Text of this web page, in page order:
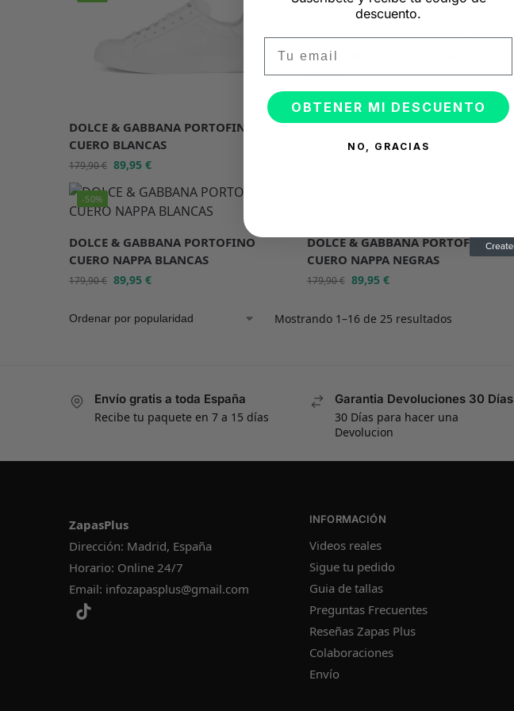
DOLCE & GABBANA PORTOFINO
CUERO BLANCAS
179,90€ 89,95 €
DOLCE & GABBANA PORTOFINO
CUERO BLANCAS DORADAS
179,90€ 89,95€
-50%
DOLCE & GABBANA PORTOFINO
CUERO NAPPA BLANCAS
179,90€ 89,95 €
DOLCE & GABBANA PORTOFINO
CUERO NAPPA NEGRAS
179,90€ 89,95 €
Mostrando 1–16 de 25 resultados
Envío gratis a toda España
Recibe tu paquete en 7 a 15 días
Garantia Devoluciones 30 Días
30 Días para hacer una
Devolucion
ZapasPlus
Dirección: Madrid, España
Horario: Online 24/7
Email: infozapasplus@gmail.com
INFORMACIÓN
Videos reales
Sigue tu pedido
Guia de tallas
Preguntas Frecuentes
Reseñas Zapas Plus
Colaboraciones
Envío
descuento.
OBTENER MI DESCUENTO
NO, GRACIAS